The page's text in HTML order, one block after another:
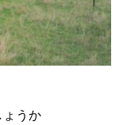
うか